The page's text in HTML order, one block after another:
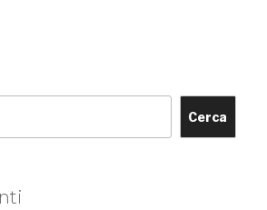
Cerca